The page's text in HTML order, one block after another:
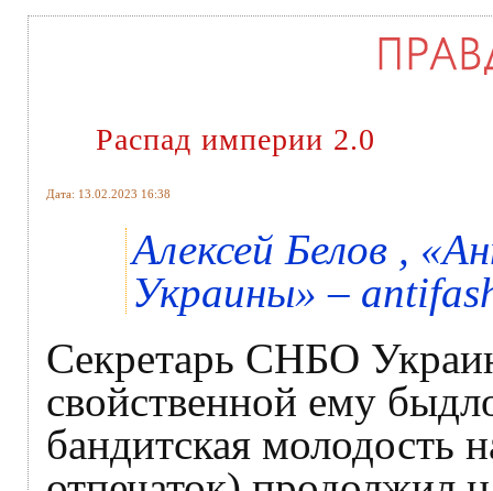
Распад империи 2.0
Дата: 13.02.2023 16:38
Алексей Белов ,
Украины» –
Секретарь СНБО
свойственной ему
бандитская молодость